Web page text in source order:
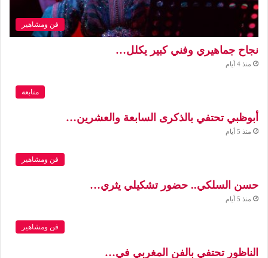
فن ومشاهير
نجاح جماهيري وفني كبير يكلل…
منذ 4 أيام
متابعة
أبوظبي تحتفي بالذكرى السابعة والعشرين…
منذ 5 أيام
فن ومشاهير
حسن السلكي.. حضور تشكيلي يثري…
منذ 5 أيام
فن ومشاهير
الناظور تحتفي بالفن المغربي في…